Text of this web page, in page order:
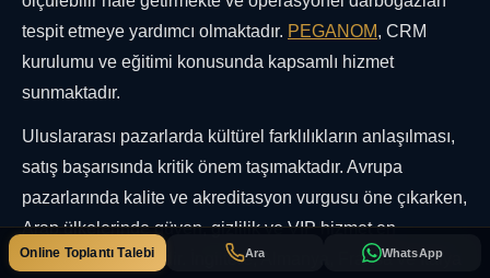
tespit etmeye yardımcı olmaktadır. PEGANOM, CRM
kurulumu ve eğitimi konusunda kapsamlı hizmet
sunmaktadır.
Uluslararası pazarlarda kültürel farklılıkların anlaşılması,
satış başarısında kritik önem taşımaktadır. Avrupa
pazarlarında kalite ve akreditasyon vurgusu öne çıkarken,
Arap ülkelerinde güven, gizlilik ve VIP hizmet en
belirleyici faktörlerdir. İngiltere, Almanya, Fransa ve İtalya
Ara WhatsApp
Online Toplantı Talebi